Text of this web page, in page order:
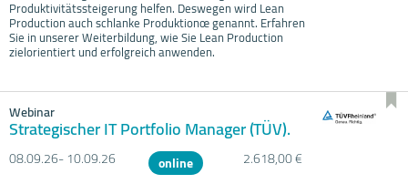
Produktivitätssteigerung helfen. Deswegen wird Lean
Production auch schlanke Produktionœ genannt. Erfahren
Sie in unserer Weiterbildung, wie Sie Lean Production
zielorientiert und erfolgreich anwenden.
Webinar
Strategischer IT Portfolio Manager (TÜV).
08.09.26- 10.09.26 online 2.618,00 €